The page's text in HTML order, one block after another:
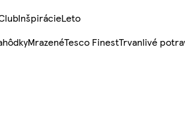
InšpirácieLeto
MrazenéTesco FinestTrvanlivé